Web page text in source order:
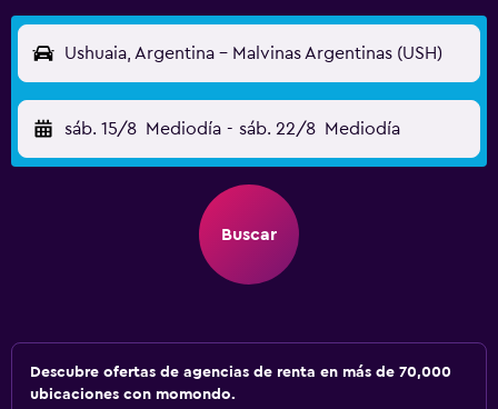
Ushuaia, Argentina - Malvinas Argentinas (USH)
sáb. 15/8 Mediodía - sáb. 22/8 Mediodía
Buscar
Descubre ofertas de agencias de renta en más de 70,000
ubicaciones con momondo.